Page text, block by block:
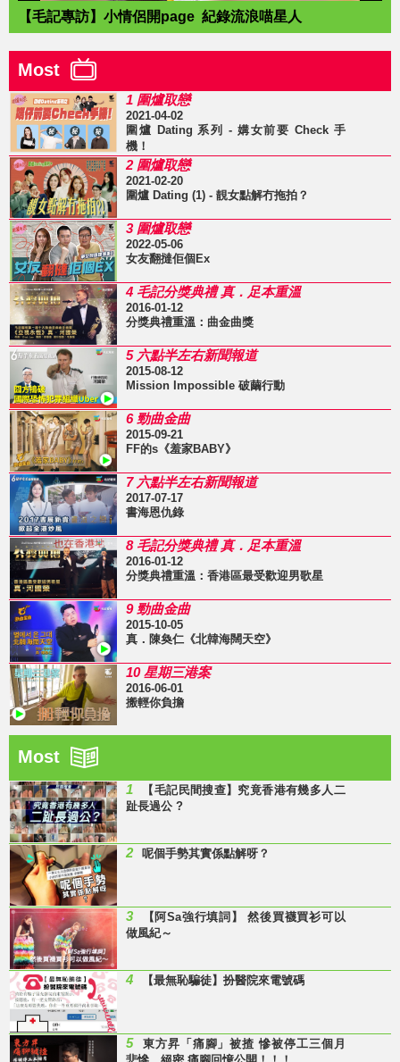
【毛記專訪】小情侶開page 紀錄流浪喵星人
Most
1 圍爐取戀
2021-04-02
圍爐 Dating 系列 - 媾女前要 Check 手
機！
2 圍爐取戀
2021-02-20
圍爐 Dating (1) - 靚女點解冇拖拍？
3 圍爐取戀
2022-05-06
女友翻撻佢個Ex
4 毛記分獎典禮 真．足本重溫
2016-01-12
分獎典禮重溫：曲金曲獎
5 六點半左右新聞報道
2015-08-12
Mission Impossible 破繭行動
6 勁曲金曲
2015-09-21
FF的s《羞家BABY》
7 六點半左右新聞報道
2017-07-17
書海恩仇錄
8 毛記分獎典禮 真．足本重溫
2016-01-12
分獎典禮重溫：香港區最受歡迎男歌星
9 勁曲金曲
2015-10-05
真．陳奐仁《北韓海闊天空》
10 星期三港案
2016-06-01
搬輕你負擔
Most
1
【毛記民間搜查】究竟香港有幾多人二
趾長過公 ?
2 呢個手勢其實係點解呀？
3
【阿Sa強行填詞】 然後買襪買衫可以
做風紀～
4 【最無恥騙徒】扮醫院來電號碼
5
東方昇「痛腳」被揸 慘被停工三個月